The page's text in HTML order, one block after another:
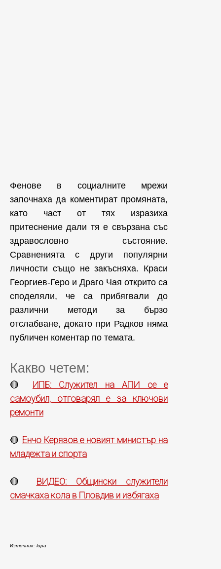
Фенове в социалните мрежи
започнаха да коментират промяната,
като част от тях изразиха
притеснение дали тя е свързана със
здравословно състояние.
Сравненията с други популярни
личности също не закъсняха. Краси
Георгиев-Геро и Драго Чая открито са
споделяли, че са прибягвали до
различни методи за бързо
отслабване, докато при Радков няма
публичен коментар по темата.
Какво четем:
🔴 ИПБ: Служител на АПИ се е
самоубил, отговарял е за ключови
ремонти
🔴 Енчо Керязов е новият министър на
младежта и спорта
🔴 ВИДЕО: Общински служители
смачкаха кола в Пловдив и избягаха
Източник: lupa